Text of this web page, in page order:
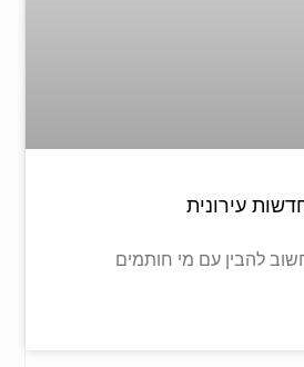
עירונית
להבין עם מי חותמים